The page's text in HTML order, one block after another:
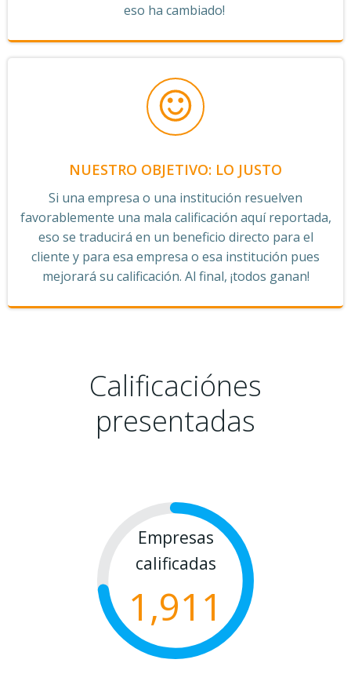
eso ha cambiado!
NUESTRO OBJETIVO: LO JUSTO
Si una empresa o una institución resuelven
favorablemente una mala calificación aquí reportada,
eso se traducirá en un beneficio directo para el
cliente y para esa empresa o esa institución pues
mejorará su calificación. Al final, ¡todos ganan!
Calificaciónes
presentadas
Empresas
calificadas
1,911